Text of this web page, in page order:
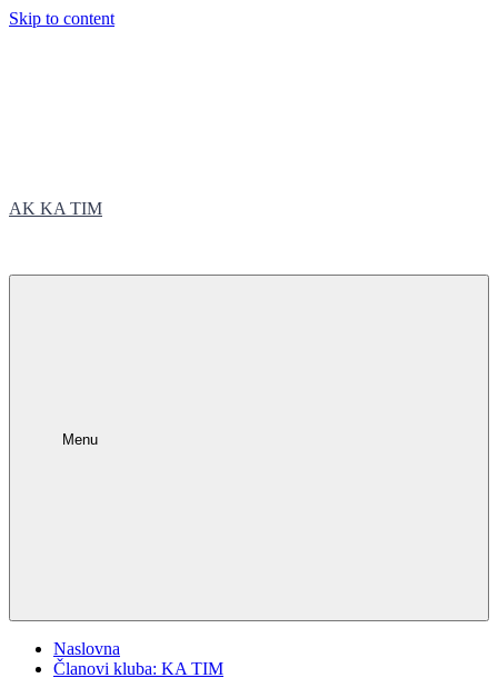
Skip to content
AK KA TIM
Menu
Naslovna
Članovi kluba: KA TIM